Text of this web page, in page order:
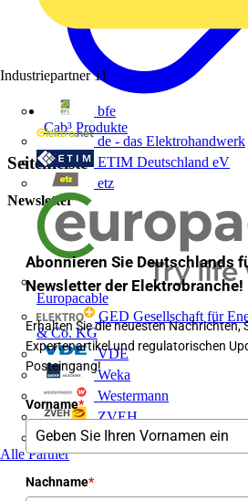
Industriepartner 11
bfe
de - das Elektrohandwerk
ETIM Deutschland eV
etz
Europacable
GED Gesellschaft für
& Co. KG
VDE
Weka
Westermann
ZVEH
ZVEI
Alle Partner
Cab³ Produkte
Seitenleiste
Newsletter
Abonnieren Sie Deutschlands
Newsletter der Elektrobranche!
Erhalten Sie die neuesten Nachrichten,
Expertenartikel und regulatorischen
Posteingang!
Vorname*
Nachname*